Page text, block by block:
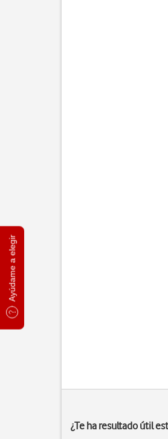
Ayúdame a elegir
¿Te ha resultado útil